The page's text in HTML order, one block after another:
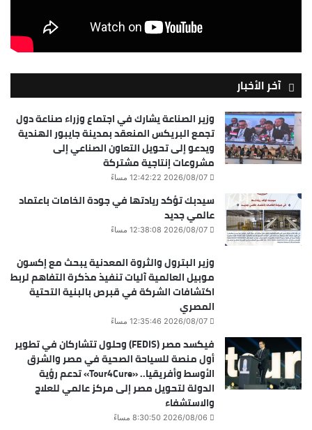
آخر الأخبار
وزير الصناعة يشارك في اجتماع وزراء صناعة دول
تجمع البريكس المنعقد بمدينة جايبور الهندية
ويدعو إلى تحويل التعاون الصناعي إلى
مشروعات إنتاجية مشتركة
2026/08/07 12:42:22 مساءً
سيدبك تؤكد ريادتها في جودة الخامات باعتماد
عالمي جديد
2026/08/07 12:38:08 مساءً
وزير البترول والثروة المعدنية يبحث مع إكسون
موبيل العالمية آليات تنفيذ مذكرة التفاهم لربط
اكتشافات الشركة في قبرص بالبنية التحتية
المصري
2026/08/07 12:35:46 مساءً
فيكسد مصر (FEDIS) وحلول تتشاركان في تطوير
أول منصة للسياحة الصحية في مصر والشرق
الأوسط وأفريقيا.. «Tour4Cure» تدعم رؤية
الدولة لتحويل مصر إلى مركز عالمي للعلاج
والاستشفاء
2026/08/06 8:30:50 مساءً